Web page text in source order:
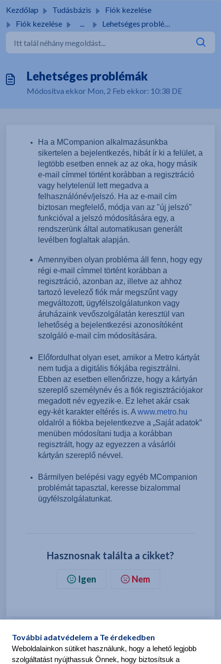
Kezdőlap Tudásbázis
Fiók kezelése
Fiók kezelése
... Lehetséges problémák
Lehetséges problémák
Módosítva ekkor Mon, 2 Feb ekkor: 10:38 DE
Ha a MCompanion alkalmazásunkba
sikertelen a bejelentkezés, hibát ír ki a felület, a
legtöbb esetben ennek az az oka, hogy másik
e-mail címmel történt korábban a regisztráció
vagy helytelenül lett megadva a
felhasználónév/jelszó. Ha az e-mail cím
biztosan megfelelő, módja van az "új jelszó"
funkcióval a jelszó módosítására egy, a
rendszerünk által automatikusan generált
levélben foglaltak alapján.
Amennyiben olyan probléma áll fenn, hogy egy
régi e-mail címmel történt korábban a
regisztráció, azonban az, illetve az ahhoz
tartozó levelező fiók már megszűnt vagy
megváltozott, ügyfélszolgálatunkon vagy
áruházaink vevőszolgálatán keresztül van
lehetőség a bejelentkezési azonosítóként
szolgáló e-mail cím módosítására.
Előfordulhat olyan eset, amikor a Metro kártyát
nem tudja a digitális fiókjába regisztrálni.
Ebben az esetben ellenőrizze, hogy a kártyán
szereplő személynév és a fiók regisztrációjakor
megadott név egyezik-e. Ez lehet akár csak
egy-két karakter eltérés is. A www.metro.hu
oldalról a fiókba bejelentkezve a „Saját adatok”
menüben módosítani tudja a korábban
regisztrált, hogy az egyezzen a vásárlói
kártyán szereplő névvel.
Bármilyen belépési vagy egyéb MCompanion
problémát tapasztal, keresse bizalommal
ügyfélszolgálatunkat.
Hasznosnak találta a cikket?
Igen Nem
Print